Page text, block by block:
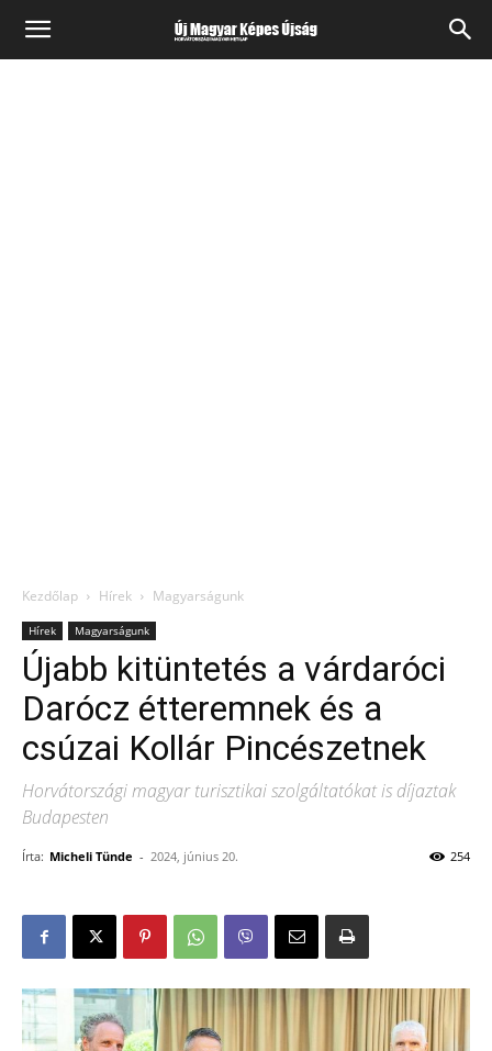
Kezdőlap Hírek Magyarságunk
Hírek Magyarságunk
Újabb kitüntetés a várdaróci
Darócz étteremnek és a
csúzai Kollár Pincészetnek
Horvátországi magyar turisztikai szolgáltatókat is díjaztak
Budapesten
Írta: Micheli Tünde - 2024, június 20. 254